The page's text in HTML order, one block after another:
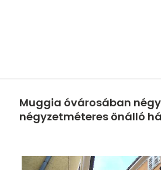
Muggia óvárosában
négyzetméteres önálló